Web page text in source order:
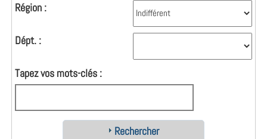
Région :
Dépt. :
Tapez vos mots-clés :
Rechercher